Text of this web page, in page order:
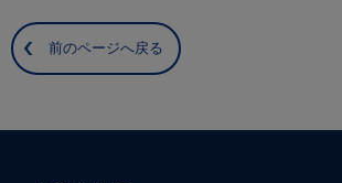
前のページへ戻る